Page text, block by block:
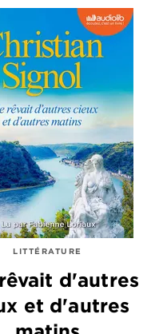
LITTÉRATURE
d'autres
et d'autres